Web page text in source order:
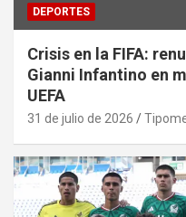
DEPORTES
Crisis en la FIFA:
Gianni Infantino en
UEFA
31 de julio de 2026